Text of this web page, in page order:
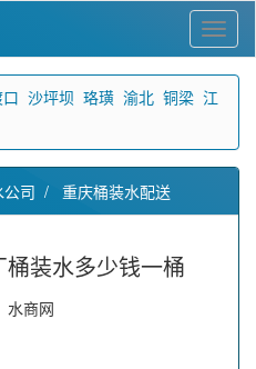
沙坪坝 珞璜 渝北 铜梁 江
司 / 重庆桶装水配送
装水多少钱一桶
水商网